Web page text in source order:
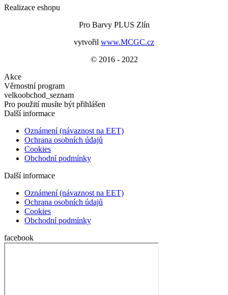
Realizace eshopu
Pro Barvy PLUS Zlín
vytvořil www.MCGC.cz
© 2016 - 2022
Akce
Věrnostní program
velkoobchod_seznam
Pro použití musíte být přihlášen
Další informace
Oznámení (návaznost na EET)
Ochrana osobních údajů
Cookies
Obchodní podmínky
Další informace
Oznámení (návaznost na EET)
Ochrana osobních údajů
Cookies
Obchodní podmínky
facebook